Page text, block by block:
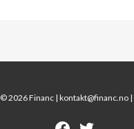
2026 Financ |kontakt@financ.no |